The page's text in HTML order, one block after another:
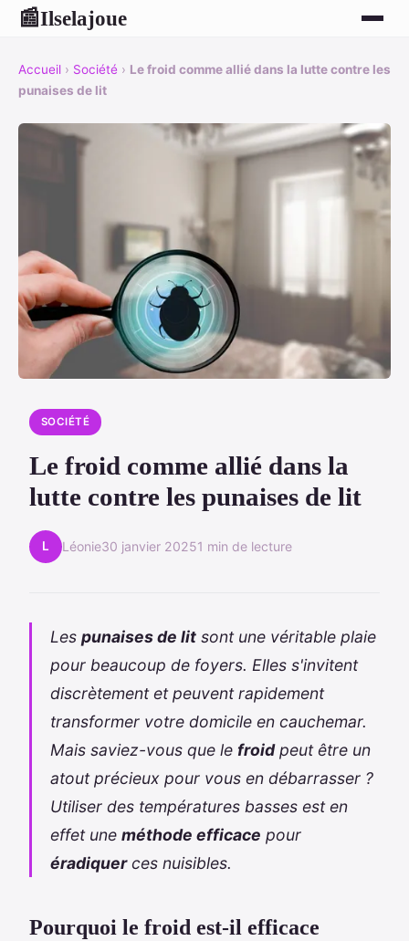
📰Ilselajoue
Accueil › Société › Le froid comme allié dans la lutte contre les
punaises de lit
SOCIÉTÉ
Le froid comme allié dans la
lutte contre les punaises de lit
L Léonie30 janvier 20251 min de lecture
Les punaises de lit sont une véritable plaie
pour beaucoup de foyers. Elles s'invitent
discrètement et peuvent rapidement
transformer votre domicile en cauchemar.
Mais saviez-vous que le froidpeut être un
atout précieux pour vous en débarrasser ?
Utiliser des températures basses est en
effet une méthode efficace pour
éradiquerces nuisibles.
Pourquoi le froid est-il efficace